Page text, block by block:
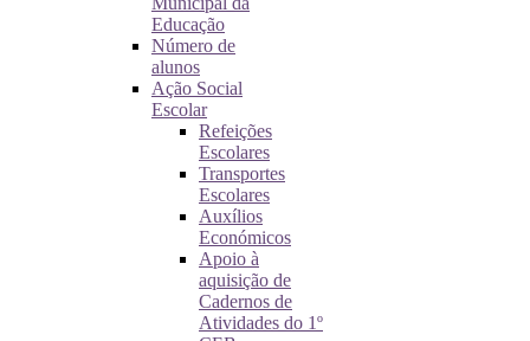
Educação
Número de
alunos
Ação Social
Escolar
Refeições
Escolares
Transportes
Escolares
Auxílios
Económicos
Apoio à
aquisição de
Cadernos de
Atividades do 1º